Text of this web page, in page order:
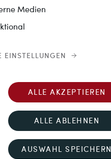
Treuherzig
Medien
EINSTELLUNGEN
ALLE AKZEPTIEREN
ALLE ABLEHNEN
AUSWAHL SPEICHERN